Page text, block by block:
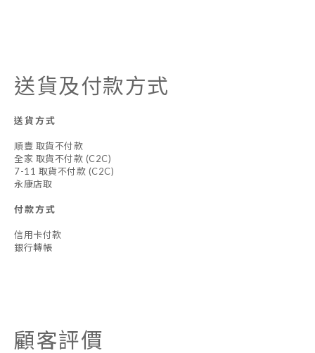
送貨及付款方式
送貨方式
順豐 取貨不付款
全家 取貨不付款 (C2C)
7-11 取貨不付款 (C2C)
永康店取
付款方式
信用卡付款
銀行轉帳
顧客評價